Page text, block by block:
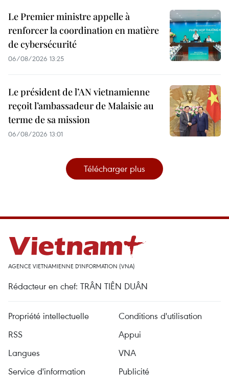
Le Premier ministre appelle à
renforcer la coordination en matière
de cybersécurité
06/08/2026 13:25
Le président de l’AN vietnamienne
reçoit l’ambassadeur de Malaisie au
terme de sa mission
06/08/2026 13:01
Télécharger plus
AGENCE VIETNAMIENNE D'INFORMATION (VNA)
Rédacteur en chef: TRÂN TIÊN DUÂN
Propriété intellectuelle
Conditions d'utilisation
RSS
Appui
Langues
VNA
Service d'information
Publicité